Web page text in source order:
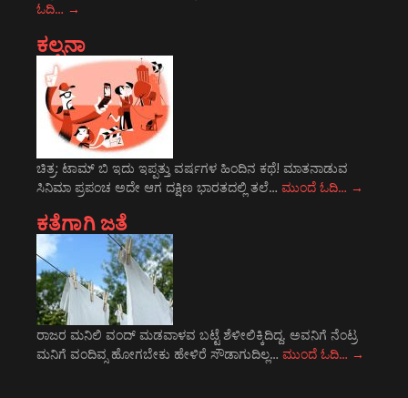
ಓದಿ… →
ಕಲ್ಪನಾ
ಚಿತ್ರ: ಟಾಮ್ ಬಿ ಇದು ಇಪ್ಪತ್ತು ವರ್ಷಗಳ ಹಿಂದಿನ ಕಥೆ! ಮಾತನಾಡುವ
ಸಿನಿಮಾ ಪ್ರಪಂಚ ಅದೇ ಆಗ ದಕ್ಷಿಣ ಭಾರತದಲ್ಲಿ ತಲೆ… ಮುಂದೆ ಓದಿ… →
ಕತೆಗಾಗಿ ಜತೆ
ರಾಜರ ಮನಿಲಿ ವಂದ್ ಮಡವಾಳವ ಬಟ್ಟೆ ಶೆಳೀಲಿಕ್ಕಿದಿದ್ದ. ಅವನಿಗೆ ನೆಂಟ್ರ
ಮನಿಗೆ ವಂದಿವ್ಸ ಹೋಗಬೇಕು ಹೇಳಿರೆ ಸೌಡಾಗುದಿಲ್ಲ… ಮುಂದೆ ಓದಿ… →